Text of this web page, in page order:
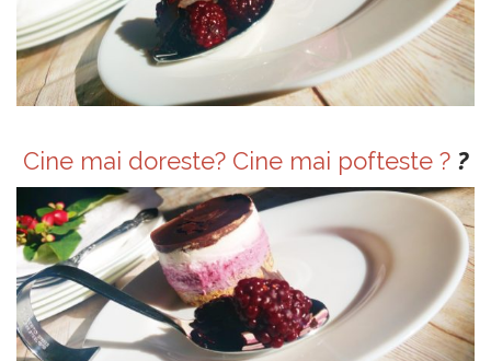
Cine mai doreste? Cine mai pofteste ? ?